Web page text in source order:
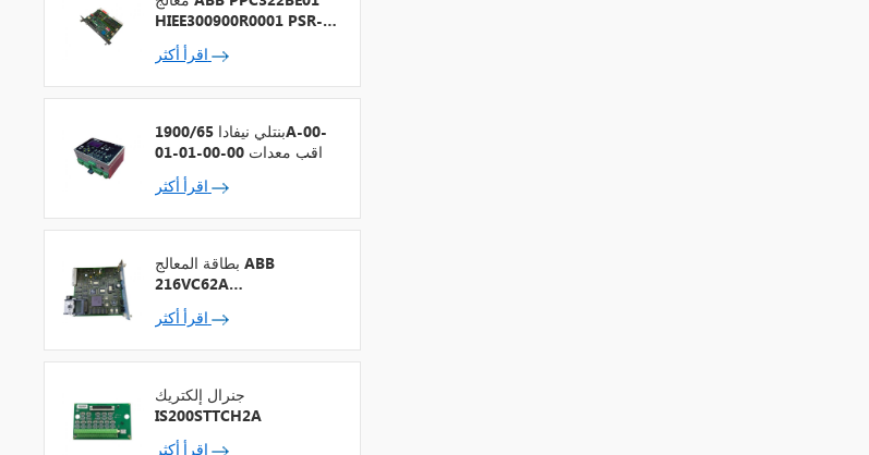
HIEE300900R0001 PSR-2
+ ناقل المجال
بنتلي نيفادا 1900/65A-00-
01-01-00-00 مراقب معدات
الأغراض العامة
بطاقة المعالج ABB
216VC62A
HESG324442R13
جنرال إلكتريك
IS200STTCH2A